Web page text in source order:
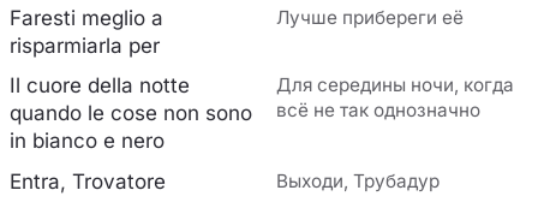
Faresti meglio a
risparmiarla per
Лучше прибереги её
Il cuore della notte
quando le cose non sono
in bianco e nero
Для середины ночи, когда
всё не так однозначно
Entra, Trovatore Выходи, Трубадур